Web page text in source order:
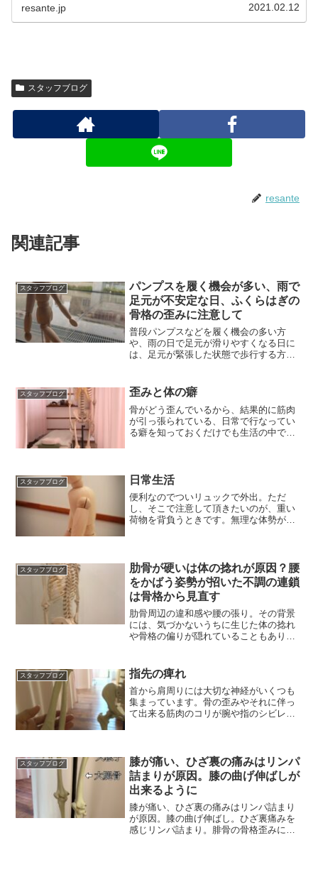
resante.jp 2021.02.12
スタッフブログ
resante
関連記事
スタッフブログ
パンプスを履く機会が多い、雨で
足元が不安定な日、ふくらはぎの
骨格の歪みに注意して
普段パンプスなどを履く機会の多い方
や、雨の日で足元が滑りやすくなる日に
は、足元が緊張した状態で歩行する方も
スタッフブログ 歪みと体の癖
骨がどう歪んでいるから、結果的に筋肉
が引っ張られている、日常で行なってい
る癖を知っておくだけでも生活の中で改
スタッフブログ 日常生活
便利なのでついリュックで外出。ただ
し、そこで注意して頂きたいのが、重い
荷物を背負うときです。無理な体勢が続
スタッフブログ
肋骨が硬いは体の捻れが原因？腰
をかばう姿勢が招いた不調の連鎖
は骨格から見直す
肋骨周辺の違和感や腰の張り。その背景
には、気づかないうちに生じた体の捻れ
や骨格の偏りが隠れていることもありま
スタッフブログ 指先の痺れ
首から肩周りには大切な神経がいくつも
集まっています。骨の歪みやそれに伴っ
て出来る筋肉のコリが腕や指のシビレの
スタッフブログ
膝が痛い、ひざ裏の痛みはリンパ
詰まりが原因。膝の曲げ伸ばしが
出来るように
膝が痛い、ひざ裏の痛みはリンパ詰まり
が原因。膝の曲げ伸ばし。ひざ裏痛みを
感じリンパ詰まり。腓骨の骨格歪みによ